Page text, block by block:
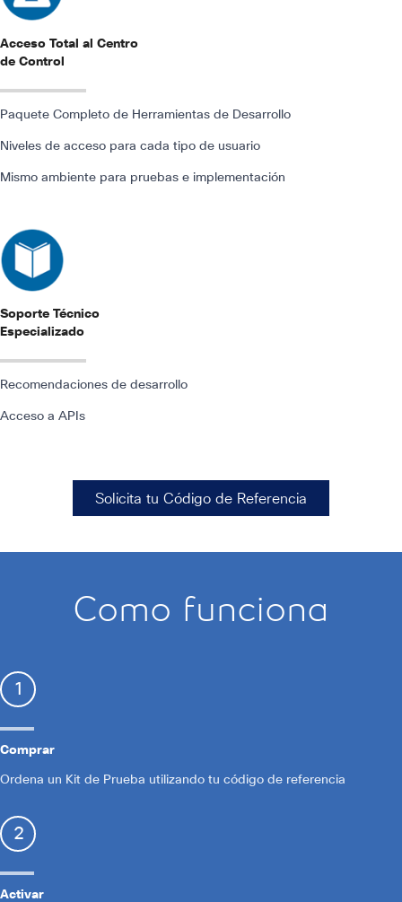
Acceso Total al Centro
de Control
Paquete Completo de Herramientas de Desarrollo
Niveles de acceso para cada tipo de usuario
Mismo ambiente para pruebas e implementación
Soporte Técnico
Especializado
Recomendaciones de desarrollo
Acceso a APIs
Solicita tu Código de Referencia
Como funciona
1
Comprar
Ordena un Kit de Prueba utilizando tu código de referencia
2
Activar